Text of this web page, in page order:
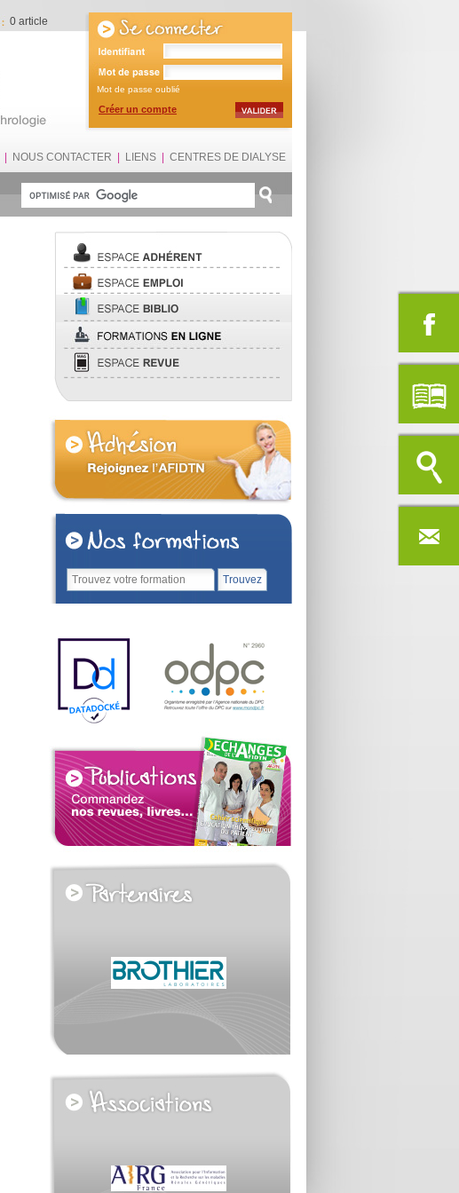
0 article
Mot de passe oublié
Créer un compte
NOUS CONTACTER LIENS CENTRES DE DIALYSE